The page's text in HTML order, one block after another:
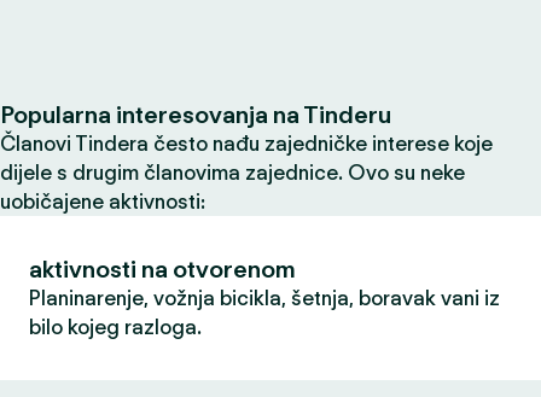
Popularna interesovanja na Tinderu
Članovi Tindera često nađu zajedničke interese koje
dijele s drugim članovima zajednice. Ovo su neke
uobičajene aktivnosti:
aktivnosti na otvorenom
Planinarenje, vožnja bicikla, šetnja, boravak vani iz
bilo kojeg razloga.